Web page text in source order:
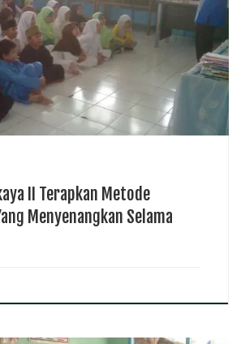
pengajaran yang menyenangkan bagi
pesantren kilat. Metode pengajaran yang
ini diterapkan oleh pemateri atas nama
sebagai […]
II Terapkan Metode
Menyenangkan Selama